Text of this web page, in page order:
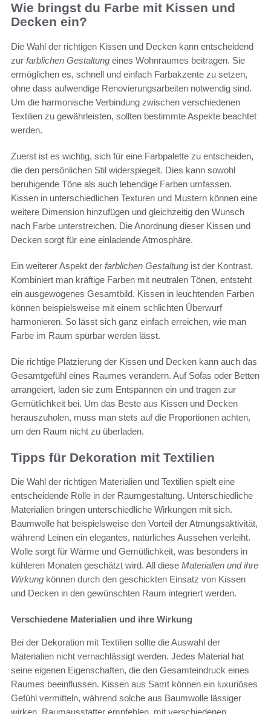
Wie bringst du Farbe mit Kissen und
Decken ein?
Die Wahl der richtigen Kissen und Decken kann entscheidend
zur farblichen Gestaltung eines Wohnraumes beitragen. Sie
ermöglichen es, schnell und einfach Farbakzente zu setzen,
ohne dass aufwendige Renovierungsarbeiten notwendig sind.
Um die harmonische Verbindung zwischen verschiedenen
Textilien zu gewährleisten, sollten bestimmte Aspekte beachtet
werden.
Zuerst ist es wichtig, sich für eine Farbpalette zu entscheiden,
die den persönlichen Stil widerspiegelt. Dies kann sowohl
beruhigende Töne als auch lebendige Farben umfassen.
Kissen in unterschiedlichen Texturen und Mustern können eine
weitere Dimension hinzufügen und gleichzeitig den Wunsch
nach Farbe unterstreichen. Die Anordnung dieser Kissen und
Decken sorgt für eine einladende Atmosphäre.
Ein weiterer Aspekt der farblichen Gestaltung ist der Kontrast.
Kombiniert man kräftige Farben mit neutralen Tönen, entsteht
ein ausgewogenes Gesamtbild. Kissen in leuchtenden Farben
können beispielsweise mit einem schlichten Überwurf
harmonieren. So lässt sich ganz einfach erreichen, wie man
Farbe im Raum spürbar werden lässt.
Die richtige Platzierung der Kissen und Decken kann auch das
Gesamtgefühl eines Raumes verändern. Auf Sofas oder Betten
arrangeiert, laden sie zum Entspannen ein und tragen zur
Gemütlichkeit bei. Um das Beste aus Kissen und Decken
herauszuholen, muss man stets auf die Proportionen achten,
um den Raum nicht zu überladen.
Tipps für Dekoration mit Textilien
Die Wahl der richtigen Materialien und Textilien spielt eine
entscheidende Rolle in der Raumgestaltung. Unterschiedliche
Materialien bringen unterschiedliche Wirkungen mit sich.
Baumwolle hat beispielsweise den Vorteil der Atmungsaktivität,
während Leinen ein elegantes, natürliches Aussehen verleiht.
Wolle sorgt für Wärme und Gemütlichkeit, was besonders in
kühleren Monaten geschätzt wird. All diese Materialien und ihre
Wirkung können durch den geschickten Einsatz von Kissen
und Decken in den gewünschten Raum integriert werden.
Verschiedene Materialien und ihre Wirkung
Bei der Dekoration mit Textilien sollte die Auswahl der
Materialien nicht vernachlässigt werden. Jedes Material hat
seine eigenen Eigenschaften, die den Gesamteindruck eines
Raumes beeinflussen. Kissen aus Samt können ein luxuriöses
Gefühl vermitteln, während solche aus Baumwolle lässiger
wirken. Raumausstatter empfehlen, mit verschiedenen